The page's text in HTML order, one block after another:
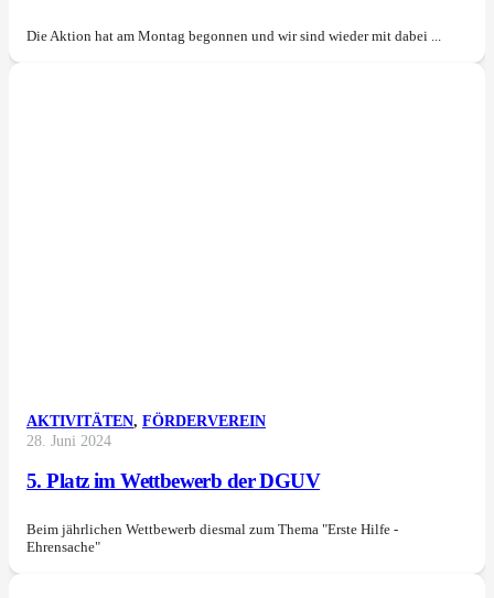
Die Aktion hat am Montag begonnen und wir sind wieder mit dabei ...
AKTIVITÄTEN, FÖRDERVEREIN
28. Juni 2024
5. Platz im Wettbewerb der DGUV
Beim jährlichen Wettbewerb diesmal zum Thema "Erste Hilfe -
Ehrensache"